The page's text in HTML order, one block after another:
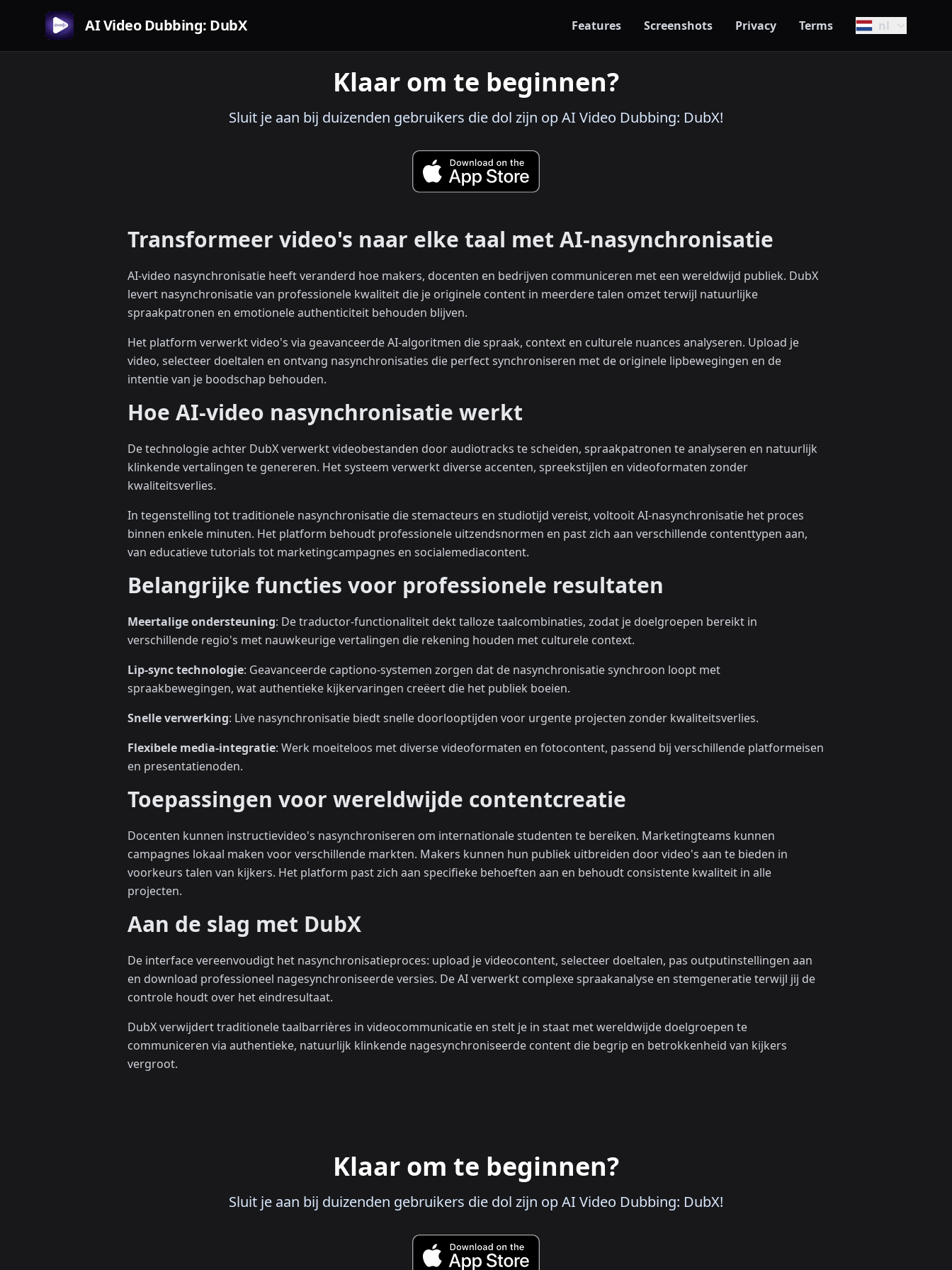
AI Video Dubbing: DubX Features Screenshots Privacy Terms nl
Klaar om te beginnen?
Sluit je aan bij duizenden gebruikers die dol zijn op AI Video Dubbing: DubX!
Transformeer video's naar elke taal met AI-nasynchronisatie
AI-video nasynchronisatie heeft veranderd hoe makers, docenten en bedrijven communiceren met een wereldwijd publiek. DubX
levert nasynchronisatie van professionele kwaliteit die je originele content in meerdere talen omzet terwijl natuurlijke
spraakpatronen en emotionele authenticiteit behouden blijven.
Het platform verwerkt video's via geavanceerde AI-algoritmen die spraak, context en culturele nuances analyseren. Upload je
video, selecteer doeltalen en ontvang nasynchronisaties die perfect synchroniseren met de originele lipbewegingen en de
intentie van je boodschap behouden.
Hoe AI-video nasynchronisatie werkt
De technologie achter DubX verwerkt videobestanden door audiotracks te scheiden, spraakpatronen te analyseren en natuurlijk
klinkende vertalingen te genereren. Het systeem verwerkt diverse accenten, spreekstijlen en videoformaten zonder
kwaliteitsverlies.
In tegenstelling tot traditionele nasynchronisatie die stemacteurs en studiotijd vereist, voltooit AI-nasynchronisatie het proces
binnen enkele minuten. Het platform behoudt professionele uitzendsnormen en past zich aan verschillende contenttypen aan,
van educatieve tutorials tot marketingcampagnes en socialemediacontent.
Belangrijke functies voor professionele resultaten
Meertalige ondersteuning: De traductor-functionaliteit dekt talloze taalcombinaties, zodat je doelgroepen bereikt in
verschillende regio's met nauwkeurige vertalingen die rekening houden met culturele context.
Lip-sync technologie: Geavanceerde captiono-systemen zorgen dat de nasynchronisatie synchroon loopt met
spraakbewegingen, wat authentieke kijkervaringen creëert die het publiek boeien.
Snelle verwerking: Live nasynchronisatie biedt snelle doorlooptijden voor urgente projecten zonder kwaliteitsverlies.
Flexibele media-integratie: Werk moeiteloos met diverse videoformaten en fotocontent, passend bij verschillende platformeisen
en presentatienoden.
Toepassingen voor wereldwijde contentcreatie
Docenten kunnen instructievideo's nasynchroniseren om internationale studenten te bereiken. Marketingteams kunnen
campagnes lokaal maken voor verschillende markten. Makers kunnen hun publiek uitbreiden door video's aan te bieden in
voorkeurs talen van kijkers. Het platform past zich aan specifieke behoeften aan en behoudt consistente kwaliteit in alle
projecten.
Aan de slag met DubX
De interface vereenvoudigt het nasynchronisatieproces: upload je videocontent, selecteer doeltalen, pas outputinstellingen aan
en download professioneel nagesynchroniseerde versies. De AI verwerkt complexe spraakanalyse en stemgeneratie terwijl jij de
controle houdt over het eindresultaat.
DubX verwijdert traditionele taalbarrières in videocommunicatie en stelt je in staat met wereldwijde doelgroepen te
communiceren via authentieke, natuurlijk klinkende nagesynchroniseerde content die begrip en betrokkenheid van kijkers
vergroot.
Klaar om te beginnen?
Sluit je aan bij duizenden gebruikers die dol zijn op AI Video Dubbing: DubX!